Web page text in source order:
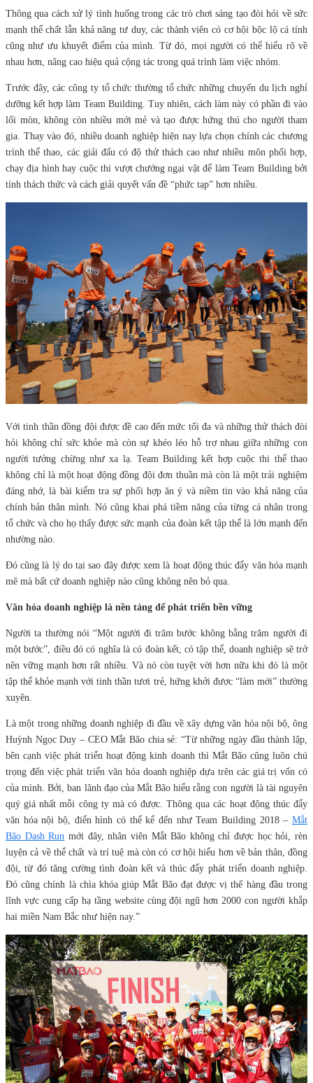
Thông qua cách xử lý tình huống trong các trò chơi sáng tạo đòi hỏi về sức
mạnh thể chất lẫn khả năng tư duy, các thành viên có cơ hội bộc lộ cá tính
cũng như ưu khuyết điểm của mình. Từ đó, mọi người có thể hiểu rõ về
nhau hơn, nâng cao hiệu quả cộng tác trong quá trình làm việc nhóm.
Trước đây, các công ty tổ chức thường tổ chức những chuyến du lịch nghỉ
dưỡng kết hợp làm Team Building. Tuy nhiên, cách làm này có phần đi vào
lối mòn, không còn nhiều mới mẻ và tạo được hứng thú cho người tham
gia. Thay vào đó, nhiều doanh nghiệp hiện nay lựa chọn chính các chương
trình thể thao, các giải đấu có độ thử thách cao như nhiều môn phối hợp,
chạy địa hình hay cuộc thi vượt chướng ngại vật để làm Team Building bởi
tính thách thức và cách giải quyết vấn đề “phức tạp” hơn nhiều.
Với tinh thần đồng đội được đề cao đến mức tối đa và những thử thách đòi
hỏi không chỉ sức khỏe mà còn sự khéo léo hỗ trợ nhau giữa những con
người tưởng chừng như xa lạ. Team Building kết hợp cuộc thi thể thao
không chỉ là một hoạt động đồng đội đơn thuần mà còn là một trải nghiệm
đáng nhớ, là bài kiểm tra sự phối hợp ăn ý và niềm tin vào khả năng của
chính bản thân mình. Nó cũng khai phá tiềm năng của từng cá nhân trong
tổ chức và cho họ thấy được sức mạnh của đoàn kết tập thể là lớn mạnh đến
nhường nào.
Đó cũng là lý do tại sao đây được xem là hoạt động thúc đẩy văn hóa mạnh
mẽ mà bất cứ doanh nghiệp nào cũng không nên bỏ qua.
Văn hóa doanh nghiệp là nền tảng để phát triển bền vững
Người ta thường nói “Một người đi trăm bước không bằng trăm người đi
một bước”, điều đó có nghĩa là có đoàn kết, có tập thể, doanh nghiệp sẽ trở
nên vững mạnh hơn rất nhiều. Và nó còn tuyệt vời hơn nữa khi đó là một
tập thể khỏe mạnh với tinh thần tươi trẻ, hứng khởi được “làm mới” thường
xuyên.
Là một trong những doanh nghiệp đi đầu về xây dựng văn hóa nội bộ, ông
Huỳnh Ngọc Duy – CEO Mắt Bão chia sẻ: “Từ những ngày đầu thành lập,
bên cạnh việc phát triển hoạt động kinh doanh thì Mắt Bão cũng luôn chú
trọng đến việc phát triển văn hóa doanh nghiệp dựa trên các giá trị vốn có
của mình. Bởi, ban lãnh đạo của Mắt Bão hiểu rằng con người là tài nguyên
quý giá nhất mỗi công ty mà có được. Thông qua các hoạt động thúc đẩy
văn hóa nội bộ, điển hình có thể kể đến như Team Building 2018 – Mắt
Bão Dash Run mới đây, nhân viên Mắt Bão không chỉ được học hỏi, rèn
luyện cả về thể chất và trí tuệ mà còn có cơ hội hiểu hơn về bản thân, đồng
đội, từ đó tăng cường tình đoàn kết và thúc đẩy phát triển doanh nghiệp.
Đó cũng chính là chìa khóa giúp Mắt Bão đạt được vị thế hàng đầu trong
lĩnh vực cung cấp hạ tầng website cùng đội ngũ hơn 2000 con người khắp
hai miền Nam Bắc như hiện nay.”